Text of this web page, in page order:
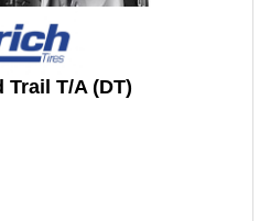
Trail T/A (DT)